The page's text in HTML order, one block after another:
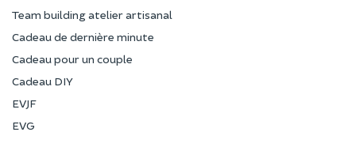
Team building atelier artisanal
Cadeau de dernière minute
Cadeau pour un couple
Cadeau DIY
EVJF
EVG